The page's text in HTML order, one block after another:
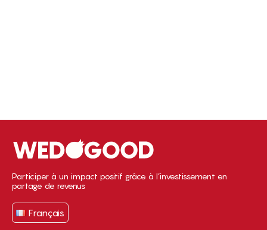
Participer à un impact positif grâce à l’investissement en
partage de revenus
Français